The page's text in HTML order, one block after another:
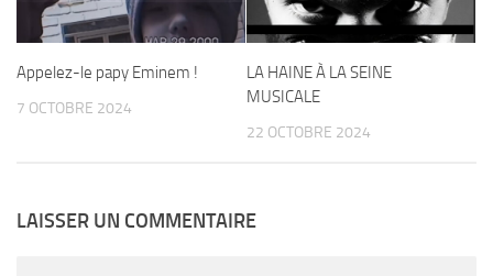
Appelez-le papy Eminem !
7 OCTOBRE 2024
LA HAINE À LA SEINE
MUSICALE
22 OCTOBRE 2024
LAISSER UN COMMENTAIRE